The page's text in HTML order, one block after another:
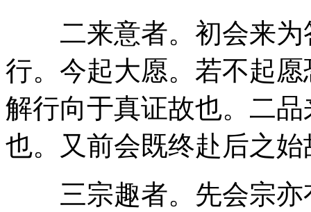
二来意者。初会来为
行。今起大愿。若不起
解行向于真证故也。二
也。又前会既终赴后之
三宗趣者。先会宗亦